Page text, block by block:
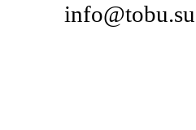
info@tobu.su